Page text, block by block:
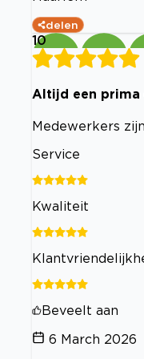
delen
10
Altijd een prima
Medewerkers
Service
Kwaliteit
Beveelt aan
6 March 2026